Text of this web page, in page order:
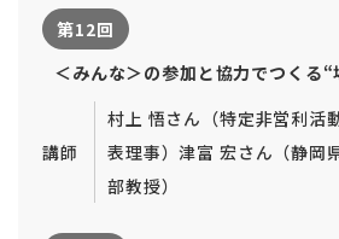
第12回
＜みんな＞の参加と協力でつく
講師
村上 悟さん（特定非営利活
表理事）津富 宏さん（静岡
部教授）